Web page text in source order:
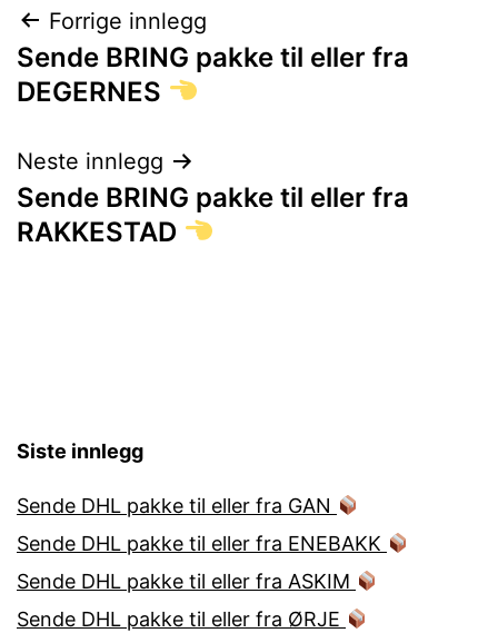
Innleggsnavigasjon
Forrige innlegg
Sende BRING pakke til eller fra
DEGERNES
Neste innlegg
Sende BRING pakke til eller fra
RAKKESTAD
Siste innlegg
Sende DHL pakke til eller fra GAN
Sende DHL pakke til eller fra ENEBAKK
Sende DHL pakke til eller fra ASKIM
Sende DHL pakke til eller fra ØRJE